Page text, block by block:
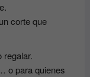
corte que
regalar.
o para quienes